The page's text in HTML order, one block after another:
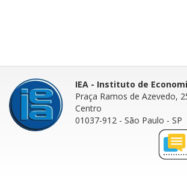
IEA - Instituto de
Praça Ramos de Azevedo,
Centro
01037-912 - São Paulo - SP